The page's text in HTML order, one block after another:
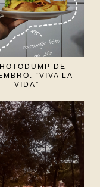
DE
“VIVA LA
VIDA”